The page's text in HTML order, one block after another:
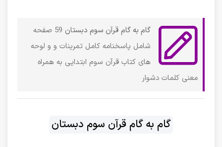
گام به گام قرآن سوم دبستان
59 صفحه
شامل پاسخنامه کامل تمرینات و و لوحه
های کتاب قرآن سوم ابتدایی به همراه
معنی کلمات دشوار
گام به گام قرآن سوم دبستان